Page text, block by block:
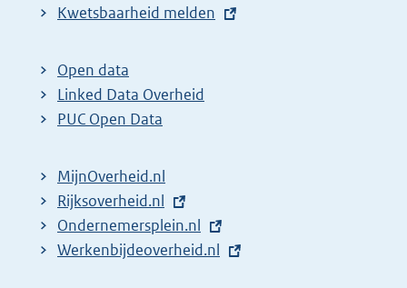
E
t
e
r
l
i
n
k
Kwetsbaarheid melden
Open data
Linked Data Overheid
PUC Open Data
MijnOverheid.nl
E
x
t
Rijksoverheid.nl
E
x
Ondernemersplein.nl
E
Werkenbijdeoverheid.nl